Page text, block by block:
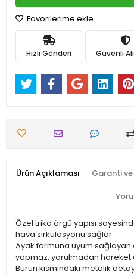
Favorilerime ekle
Hızlı Gönderi Güvenli
Ürün Açıklaması Garanti
Özel triko örgü yapısı
hava sirkülasyonu sağlar.
Ayak formuna uyum sağlayan
yapmaz, yorulmadan hareket
Burun kısmındaki metalik